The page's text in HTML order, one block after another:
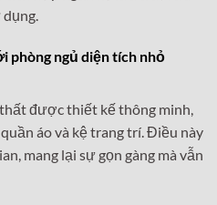
phòng ngủ diện tích nhỏ
được thiết kế thông minh,
áo và kệ trang trí. Điều này
mang lại sự gọn gàng mà vẫn